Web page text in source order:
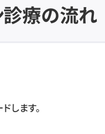
診療の流れ
します。